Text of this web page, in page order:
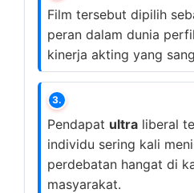
Film tersebut dipilih
peran dalam dunia
kinerja akting yang
3.
Pendapat ultra liberal
individu sering kali
perdebatan hangat di
masyarakat.